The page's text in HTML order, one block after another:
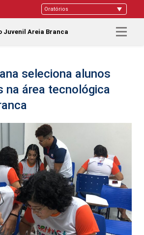
Juvenil Areia Branca
seleciona alunos
na área tecnológica